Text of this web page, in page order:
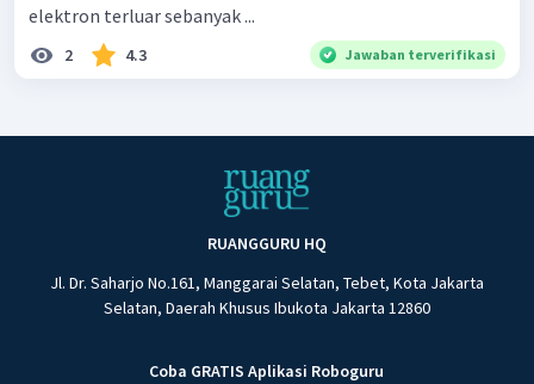
elektron terluar sebanyak ...
2 4.3 Jawaban terverifikasi
RUANGGURU HQ
Jl. Dr. Saharjo No.161, Manggarai Selatan, Tebet, Kota Jakarta
Selatan, Daerah Khusus Ibukota Jakarta 12860
Coba GRATIS Aplikasi Roboguru